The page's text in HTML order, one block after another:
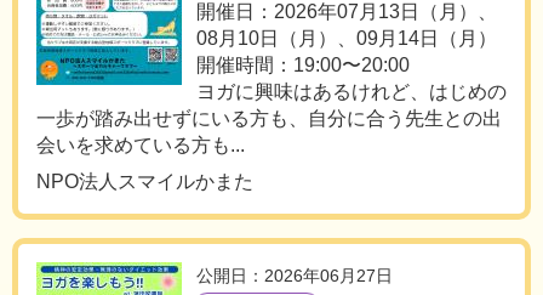
開催日：2026年07月13日（月）、
08月10日（月）、09月14日（月）
開催時間：19:00〜20:00
ヨガに興味はあるけれど、はじめの
一歩が踏み出せずにいる方も、自分に合う先生との出
会いを求めている方も...
NPO法人スマイルかまた
公開日：2026年06月27日